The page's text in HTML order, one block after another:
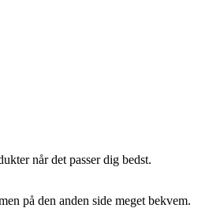
når det passer dig bedst.
på den anden side meget bekvem.